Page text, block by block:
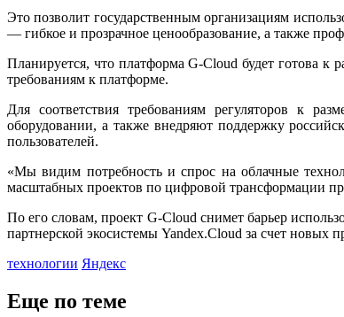
Это позволит государственным организациям
— гибкое и прозрачное ценообразование, а также
Планируется, что платформа G-Cloud будет готова
требованиям к платформе.
Для соответствия требованиям регуляторов к
оборудовании, а также внедряют поддержку
пользователей.
«Мы видим потребность и спрос на облачные
масштабных проектов по цифровой трансформации
По его словам, проект G-Сloud снимет барьер
партнерской экосистемы Yandex.Cloud за счет новых
технологии Яндекс
Еще по теме